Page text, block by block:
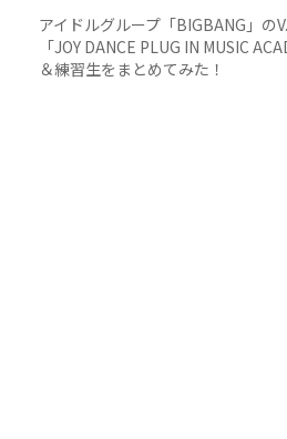
アイドルグループ「BIGBANG」の
「JOY DANCE PLUG IN MUSIC
＆練習生をまとめてみた！